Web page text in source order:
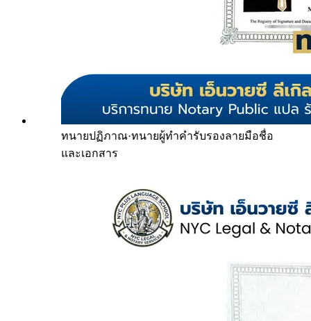
ทนายปฏิภาณ·ทนายผู้ทำคำรับรองลายมือชื่อ
และเอกสาร